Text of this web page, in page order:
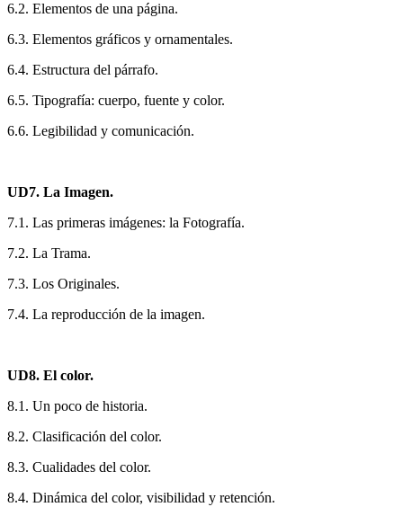
6.2. Elementos de una página.
6.3. Elementos gráficos y ornamentales.
6.4. Estructura del párrafo.
6.5. Tipografía: cuerpo, fuente y color.
6.6. Legibilidad y comunicación.
UD7. La Imagen.
7.1. Las primeras imágenes: la Fotografía.
7.2. La Trama.
7.3. Los Originales.
7.4. La reproducción de la imagen.
UD8. El color.
8.1. Un poco de historia.
8.2. Clasificación del color.
8.3. Cualidades del color.
8.4. Dinámica del color, visibilidad y retención.